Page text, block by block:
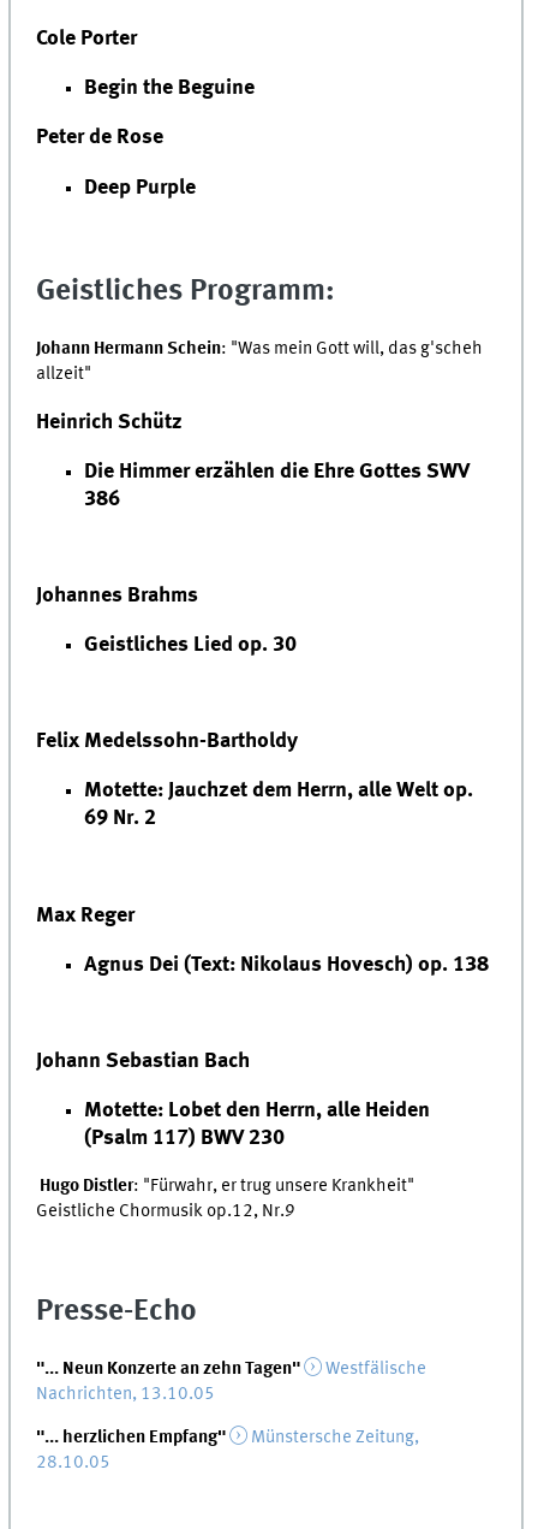
Cole Porter
Begin the Beguine
Peter de Rose
Deep Purple
Geistliches Programm:
Johann Hermann Schein: "Was mein Gott will, das g'scheh
allzeit"
Heinrich Schütz
Die Himmer erzählen die Ehre Gottes SWV
386
Johannes Brahms
Geistliches Lied op. 30
Felix Medelssohn-Bartholdy
Motette: Jauchzet dem Herrn, alle Welt op.
69 Nr. 2
Max Reger
Agnus Dei (Text: Nikolaus Hovesch) op. 138
Johann Sebastian Bach
Motette: Lobet den Herrn, alle Heiden
(Psalm 117) BWV 230
Hugo Distler: "Fürwahr, er trug unsere Krankheit"
Geistliche Chormusik op.12, Nr.9
Presse-Echo
"... Neun Konzerte an zehn Tagen"
Westfälische
Nachrichten, 13.10.05
"... herzlichen Empfang"
Münstersche Zeitung,
28.10.05